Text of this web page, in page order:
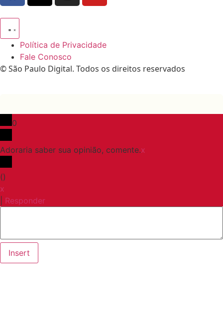
Política de Privacidade
Fale Conosco
© São Paulo Digital. Todos os direitos reservados
0
Adoraria saber sua opinião, comente.x
()
x
Responder
Insert